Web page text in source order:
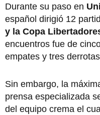
Durante su paso en
español dirigió 12
y la Copa
encuentros fue de
empates y tres
Sin embargo, la
prensa especializada
del equipo crema el